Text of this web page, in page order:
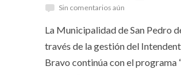
Sin comentarios aún
La Municipalidad de San Pedro
través de la gestión del
Bravo continúa con el programa